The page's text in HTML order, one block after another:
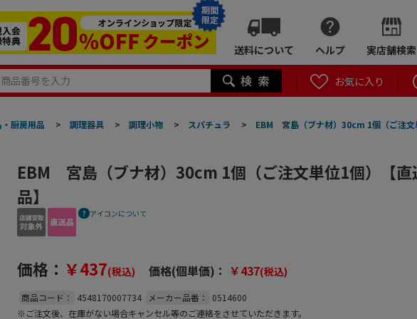
期間
限定
送料について ヘルプ 実店舗検索
お気に入り
厨房用品 > 調理器具 > 調理小物 > スパチュラ > EBM 宮島（ブナ材）30cm 1個（ご注文
EBM 宮島（ブナ材）30cm 1個（ご注文単位1個）【直
品】
アイコンについて
価格： ￥437(税込) 価格(個単価)： ￥437(税込)
商品コード： 4548170007734 メーカー品番：
0514600
※ご注文後、在庫がない場合キャンセル等のご連絡をさせていただきます。